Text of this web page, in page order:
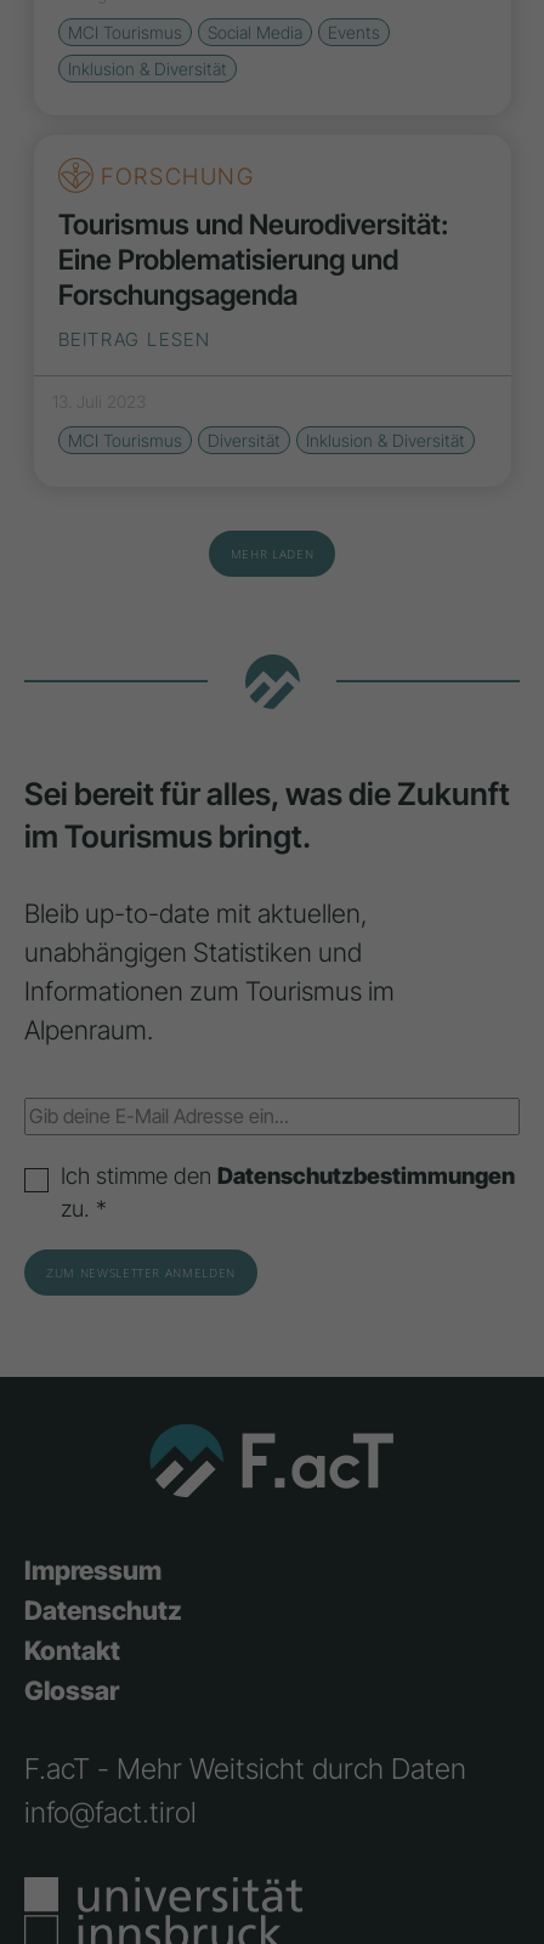
MCI Tourismus
Social Media
Events
Inklusion & Diversität
FORSCHUNG
Tourismus und Neurodiversität:
Eine Problematisierung und
Forschungsagenda
BEITRAG LESEN
13. Juli 2023
MCI Tourismus
Diversität Inklusion & Diversität
MEHR LADEN
Sei bereit für alles, was die Zukunft
im Tourismus bringt.
Bleib up-to-date mit aktuellen,
unabhängigen Statistiken und
Informationen zum Tourismus im
Alpenraum.
Ich stimme den Datenschutzbestimmungen
zu. *
Impressum
Datenschutz
Kontakt
Glossar
F.acT - Mehr Weitsicht durch Daten
info@fact.tirol